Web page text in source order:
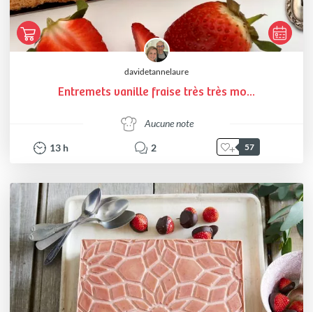
davidetannelaure
Entremets vanille fraise très très mo...
Aucune note
13 h 2 57